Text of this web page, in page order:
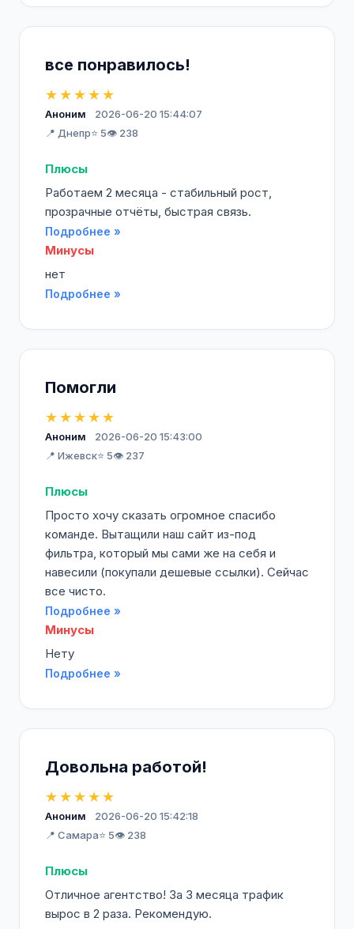
все понравилось!
★★★★★
Аноним
2026-06-20 15:44:07
📍 Днепр⭐ 5👁️ 238
Плюсы
Работаем 2 месяца - стабильный рост,
прозрачные отчёты, быстрая связь.
Подробнее »
Минусы
нет
Подробнее »
Помогли
★★★★★
Аноним
2026-06-20 15:43:00
📍 Ижевск⭐ 5👁️ 237
Плюсы
Просто хочу сказать огромное спасибо
команде. Вытащили наш сайт из-под
фильтра, который мы сами же на себя и
навесили (покупали дешевые ссылки). Сейчас
все чисто.
Подробнее »
Минусы
Нету
Подробнее »
Довольна работой!
★★★★★
Аноним
2026-06-20 15:42:18
📍 Самара⭐ 5👁️ 238
Плюсы
Отличное агентство! За 3 месяца трафик
вырос в 2 раза. Рекомендую.